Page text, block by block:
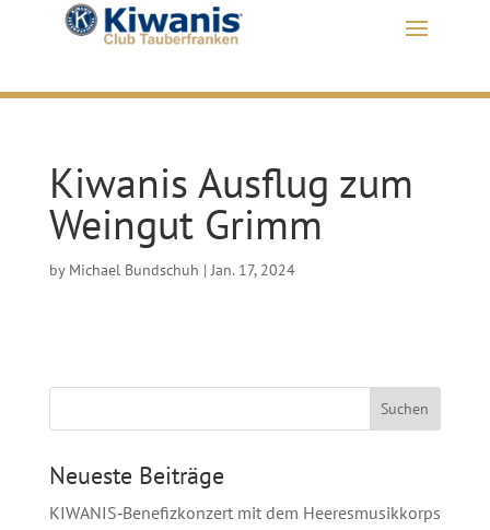
Kiwanis Ausflug zum
Weingut Grimm
by Michael Bundschuh |Jan. 17, 2024
Neueste Beiträge
KIWANIS‑Benefizkonzert mit dem Heeresmusikkorps